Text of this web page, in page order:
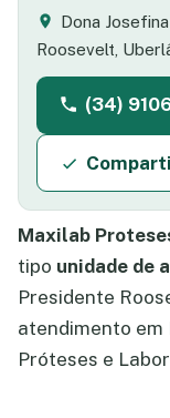
Dona
Roosevelt,
(34)
Maxilab
tipo unidade de
Presidente
atendimento em
Próteses e